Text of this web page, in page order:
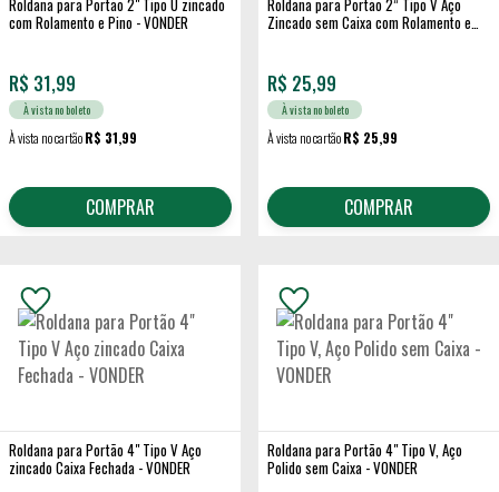
Roldana para Portão 2" Tipo U zincado
com Rolamento e Pino - VONDER
R$ 31,99
À vista no boleto
À vista no cartãoR$ 31,99
COMPRAR
Roldana para Portão 2” Tipo V Aço
Zincado sem Caixa com Rolamento e
R$ 25,99
À vista no boleto
À vista no cartãoR$ 25,99
COMPRAR
Roldana para Portão 4" Tipo V Aço
zincado Caixa Fechada - VONDER
Roldana para Portão 4" Tipo V, Aço
Polido sem Caixa - VONDER